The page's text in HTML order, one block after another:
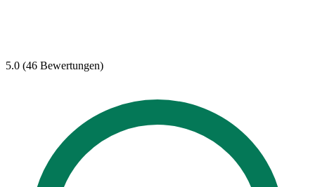
5.0 (46 Bewertungen)